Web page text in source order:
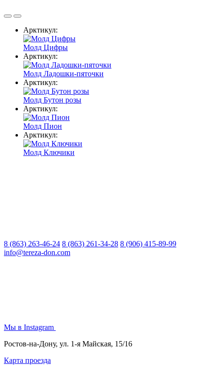
Арктикул:
Молд Цифры
Арктикул:
Молд Ладошки-пяточки
Арктикул:
Молд Бутон розы
Арктикул:
Молд Пион
Арктикул:
Молд Ключики
8 (863) 263-46-24 8 (863) 261-34-28 8 (906) 415-89-99
info@tereza-don.com
Мы в Instagram
Ростов-на-Дону, ул. 1-я Майская, 15/16
Карта проезда